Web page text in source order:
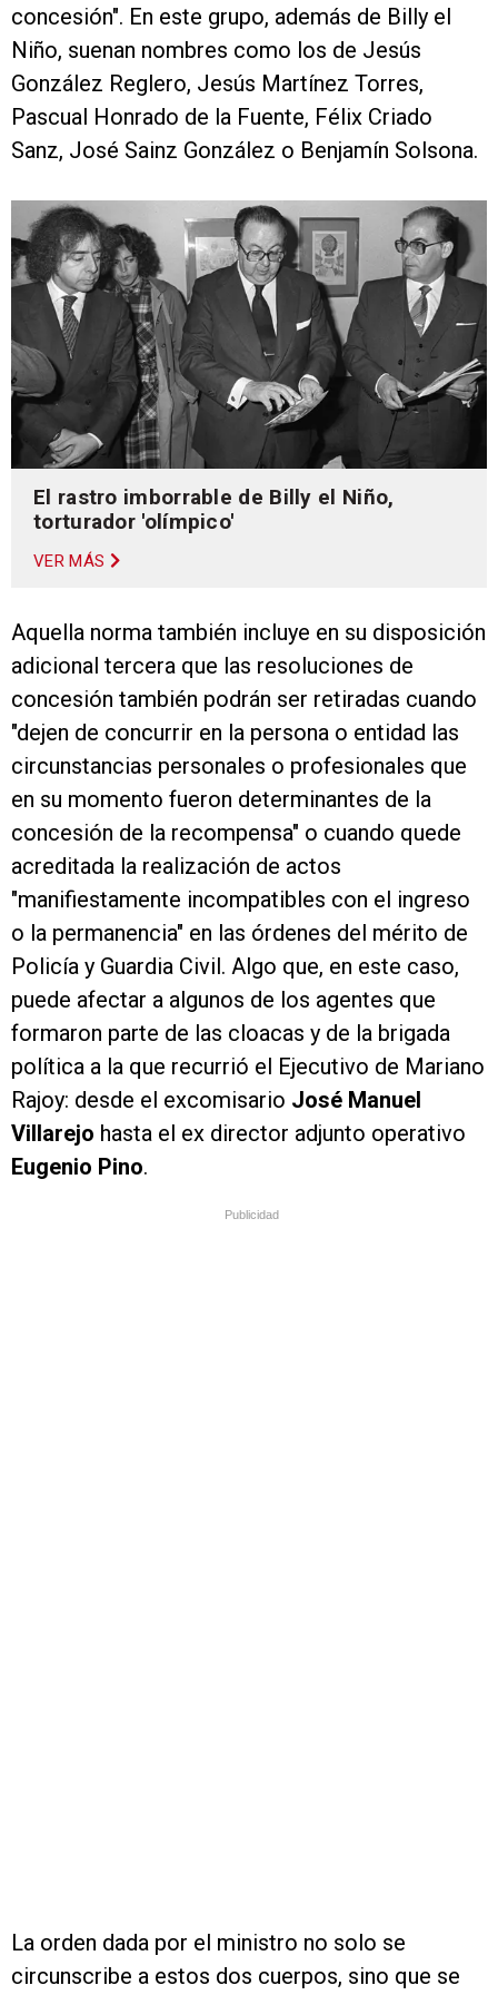
concesión". En este grupo, además de Billy el
Niño, suenan nombres como los de Jesús
González Reglero, Jesús Martínez Torres,
Pascual Honrado de la Fuente, Félix Criado
Sanz, José Sainz González o Benjamín Solsona.
El rastro imborrable de Billy el Niño,
torturador 'olímpico'
VER MÁS
Aquella norma también incluye en su disposición
adicional tercera que las resoluciones de
concesión también podrán ser retiradas cuando
"dejen de concurrir en la persona o entidad las
circunstancias personales o profesionales que
en su momento fueron determinantes de la
concesión de la recompensa" o cuando quede
acreditada la realización de actos
"manifiestamente incompatibles con el ingreso
o la permanencia" en las órdenes del mérito de
Policía y Guardia Civil. Algo que, en este caso,
puede afectar a algunos de los agentes que
formaron parte de las cloacas y de la brigada
política a la que recurrió el Ejecutivo de Mariano
Rajoy: desde el excomisario José Manuel
Villarejo hasta el ex director adjunto operativo
Eugenio Pino.
Publicidad
La orden dada por el ministro no solo se
circunscribe a estos dos cuerpos, sino que se